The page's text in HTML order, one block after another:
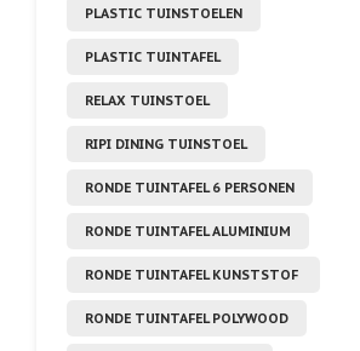
PLASTIC TUINSTOELEN
PLASTIC TUINTAFEL
RELAX TUINSTOEL
RIPI DINING TUINSTOEL
RONDE TUINTAFEL 6 PERSONEN
RONDE TUINTAFEL ALUMINIUM
RONDE TUINTAFEL KUNSTSTOF
RONDE TUINTAFEL POLYWOOD